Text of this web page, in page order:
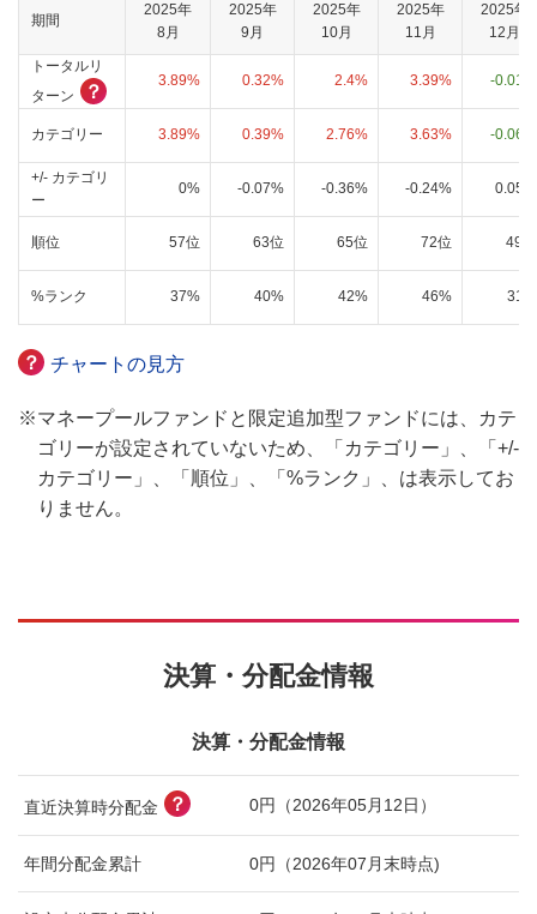
期間
トータルリ
ターン
？
カテゴリー
+/- カテゴリ
ー
順位
%ランク
2025年
8月
2025年
9月
2025年
10月
2025年
11月
2025年
12月
3.89% 0.32% 2.4% 3.39% -0.01%
3.89% 0.39% 2.76% 3.63% -0.06%
0% -0.07% -0.36% -0.24% 0.05%
57位 63位 65位 72位 49位
37% 40% 42% 46% 31%
？ チャートの見方
※マネープールファンドと限定追加型ファンドには、カテ
ゴリーが設定されていないため、「カテゴリー」、「+/-
カテゴリー」、「順位」、「%ランク」、は表示してお
りません。
決算・分配金情報
決算・分配金情報
直近決算時分配金 ？ 0円（2026年05月12日）
年間分配金累計 0円（2026年07月末時点)